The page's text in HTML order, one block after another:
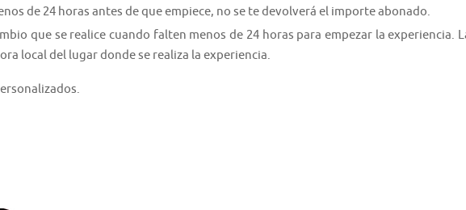
de 24 horas antes de que empiece, no se te devolverá el importe abonado.
que se realice cuando falten menos de 24 horas para empezar la experiencia.
local del lugar donde se realiza la experiencia.